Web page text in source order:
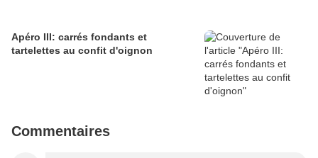
Apéro III: carrés fondants et
tartelettes au confit d'oignon
Commentaires